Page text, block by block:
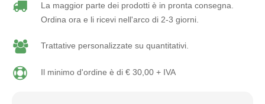
La maggior parte dei prodotti è in pronta consegna.
Ordina ora e li ricevi nell'arco di 2-3 giorni.
Trattative personalizzate su quantitativi.
Il minimo d'ordine è di € 30,00 + IVA